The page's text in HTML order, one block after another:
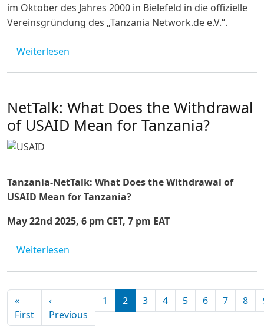
im Oktober des Jahres 2000 in Bielefeld in die offizielle
Vereinsgründung des „Tanzania Network.de e.V.“.
Weiterlesen
NetTalk: What Does the Withdrawal
of USAID Mean for Tanzania?
Tanzania-NetTalk: What Does the Withdrawal of
USAID Mean for Tanzania?
May 22nd 2025, 6 pm CET, 7 pm EAT
Weiterlesen
Seitennummerierung
«
FirstErste Seite
‹
Previous Vorherige Seite
1 2 3 4 5 6 7 8